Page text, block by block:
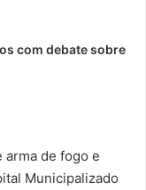
com debate sobre
de fogo e
Municipalizado